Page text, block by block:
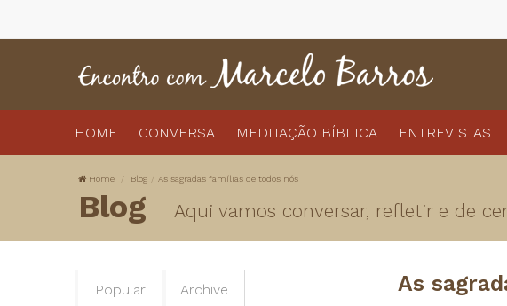
HOME CONVERSA MEDITAÇÃO BÍBLICA ENTREVISTAS
Home Blog As sagradas famílias de todos nós
Blog Aqui vamos conversar, refletir e de
Popular Archive As